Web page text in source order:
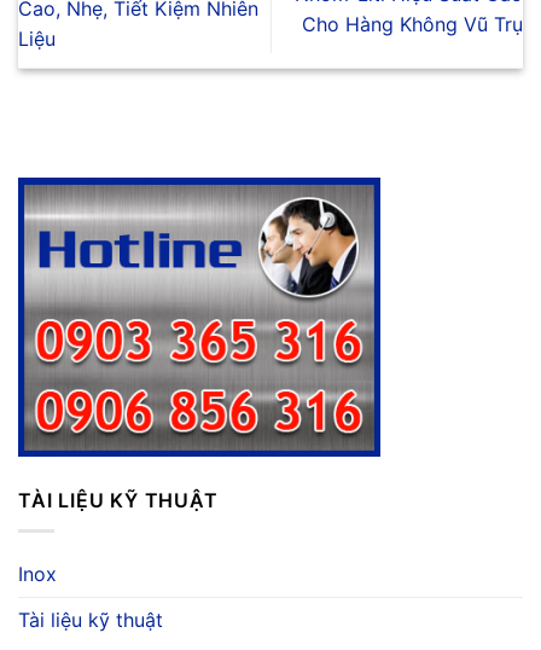
Cao, Nhẹ, Tiết Kiệm Nhiên
Liệu
Cho Hàng Không Vũ Trụ
TÀI LIỆU KỸ THUẬT
Inox
Tài liệu kỹ thuật